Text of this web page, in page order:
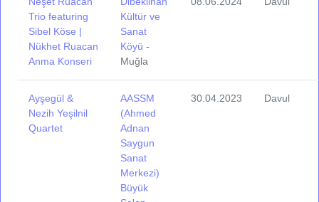
Trio featuring
Sibel Köse |
Nükhet Ruacan
Anma Konseri
Kültür ve
Sanat
Köyü -
Muğla
Ayşegül &
Nezih Yeşilnil
Quartet
AASSM
(Ahmed
Adnan
Saygun
Sanat
Merkezi)
Büyük
30.04.2023 Davul